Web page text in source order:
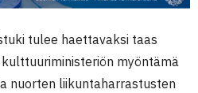
tulee haettavaksi taas
myöntämä
nuorten liikuntaharrastusten